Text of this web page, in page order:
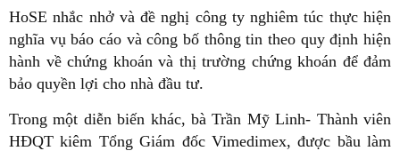
HoSE nhắc nhở và đề nghị công ty nghiêm túc thực hiện
nghĩa vụ báo cáo và công bố thông tin theo quy định hiện
hành về chứng khoán và thị trường chứng khoán để đảm
bảo quyền lợi cho nhà đầu tư.
Trong một diễn biến khác, bà Trần Mỹ Linh- Thành viên
HĐQT kiêm Tổng Giám đốc Vimedimex, được bầu làm